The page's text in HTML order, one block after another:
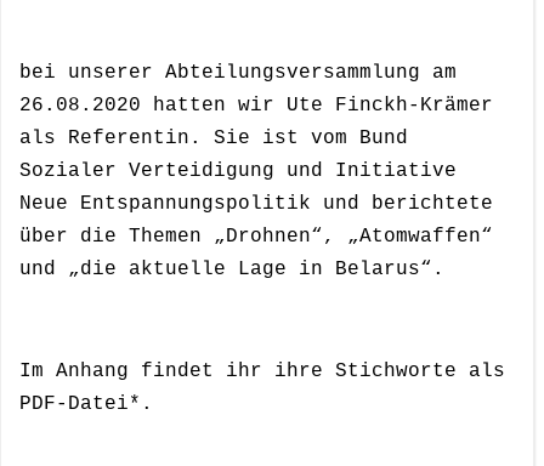
bei unserer Abteilungsversammlung am
26.08.2020 hatten wir Ute Finckh-Krämer
als Referentin. Sie ist vom Bund
Sozialer Verteidigung und Initiative
Neue Entspannungspolitik und berichtete
über die Themen „Drohnen“, „Atomwaffen“
und „die aktuelle Lage in Belarus“.
Im Anhang findet ihr ihre Stichworte als
PDF-Datei*.